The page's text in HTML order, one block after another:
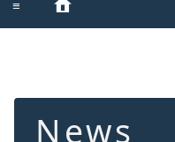
News